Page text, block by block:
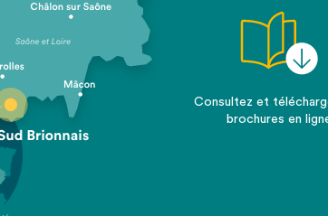
Consultez et
brochures en